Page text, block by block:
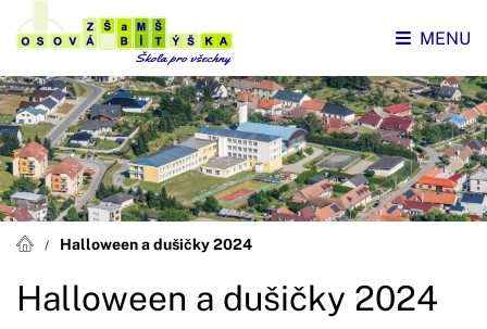
MENU
Halloween a dušičky 2024
Halloween a dušičky 2024